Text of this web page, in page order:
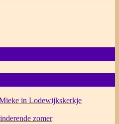
in Lodewijkskerkje
zomer